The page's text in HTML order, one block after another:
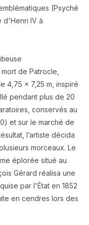
(Psyché
d'Henri IV à
de Patrocle
4,75 x 7,25 m, inspiré
pendant plus de 20
conservés au
et sur le marché de
l’artiste décida
morceaux. Le
éplorée situé au
Gérard réalisa une
par l'État en 1852
en cendres lors des